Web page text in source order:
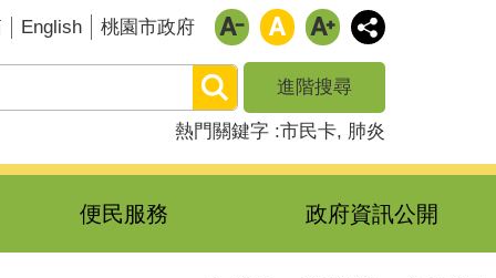
English 桃園市政府
進階搜尋
熱門關鍵字 市民卡 肺炎
便民服務 政府資訊公開